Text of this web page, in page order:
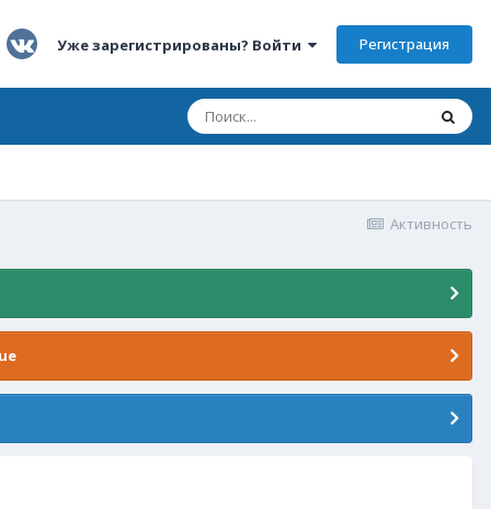
Уже зарегистрированы? Войти Регистрация
Активность